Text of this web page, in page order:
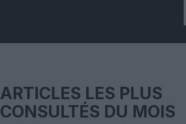
ARTICLES LES PLUS
CONSULTÉS DU MOIS